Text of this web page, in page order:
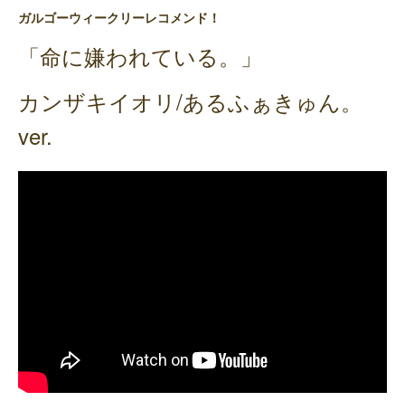
ガルゴーウィークリーレコメンド！
「命に嫌われている。」
カンザキイオリ/あるふぁきゅん。
ver.